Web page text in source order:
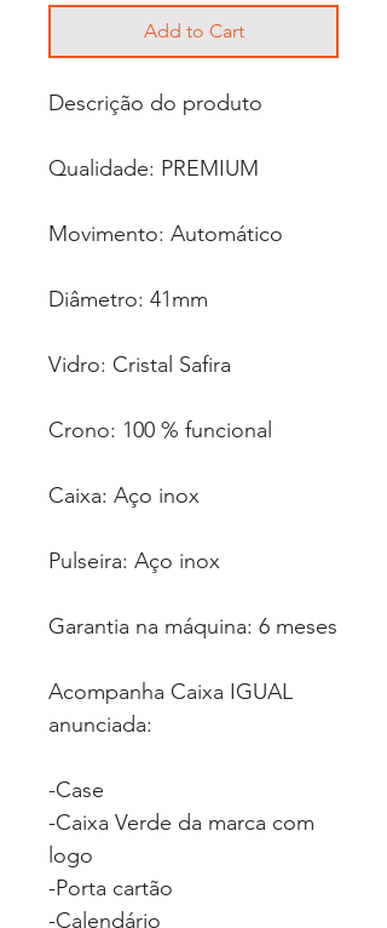
Add to Cart
Descrição do produto
Qualidade: PREMIUM
Movimento: Automático
Diâmetro: 41mm
Vidro: Cristal Safira
Crono: 100 % funcional
Caixa: Aço inox
Pulseira: Aço inox
Garantia na máquina: 6 meses
Acompanha Caixa IGUAL
anunciada:
-Case
-Caixa Verde da marca com
logo
-Porta cartão
-Calendário